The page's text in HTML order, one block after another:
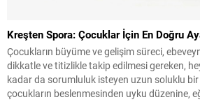
Kreşten Spora: Çocuklar İçin En Doğru
Çocukların büyüme ve gelişim süreci,
dikkatle ve titizlikle takip edilmesi gereken,
kadar da sorumluluk isteyen uzun soluklu
çocukların beslenmesinden uyku düzenine,